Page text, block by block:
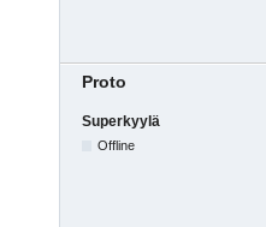
Proto
Superkyylä
Offline